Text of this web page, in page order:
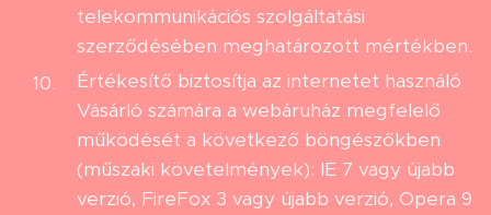
telekommunikációs szolgáltatási
szerződésében meghatározott mértékben.
Értékesítő biztosítja az internetet használó
Vásárló számára a webáruház megfelelő
működését a következő böngészőkben
(műszaki követelmények): IE 7 vagy újabb
verzió, FireFox 3 vagy újabb verzió, Opera 9